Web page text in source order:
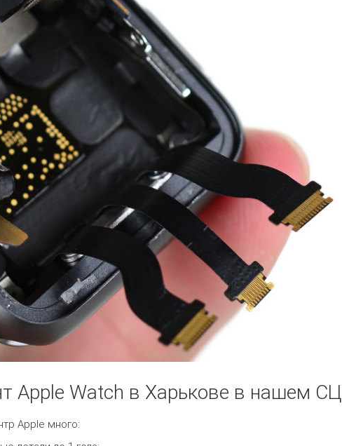
Apple Watch в Харькове в нашем СЦ
Apple много: